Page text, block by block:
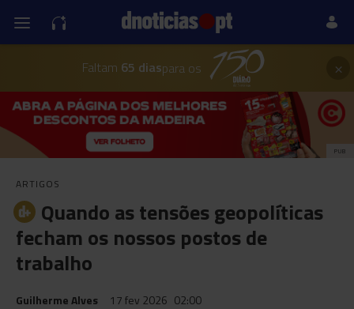
Faltam 65 diaspara os ×
PUB
ARTIGOS
Quando as tensões geopolíticas
fecham os nossos postos de
trabalho
Guilherme Alves 17 fev 2026 02:00